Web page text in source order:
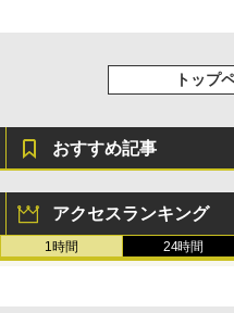
￥
トップ
おすすめ記事
アクセスランキング
1時間 24時間